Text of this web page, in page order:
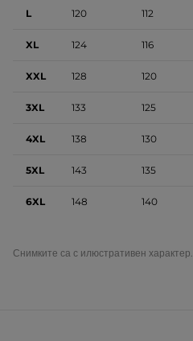
L 120 112
XL 124 116
XXL 128 120
3XL 133 125
4XL 138 130
5XL 143 135
6XL 148 140
Снимките са с илюстративен характер.